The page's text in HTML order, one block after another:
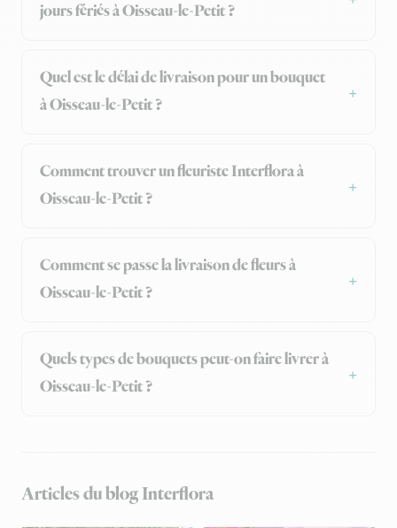
jours fériés à Oisseau-le-Petit ?
Quel est le délai de livraison pour un bouquet
à Oisseau-le-Petit ?
Comment trouver un fleuriste Interflora à
Oisseau-le-Petit ?
Comment se passe la livraison de fleurs à
Oisseau-le-Petit ?
Quels types de bouquets peut-on faire livrer à
Oisseau-le-Petit ?
Articles du blog Interflora